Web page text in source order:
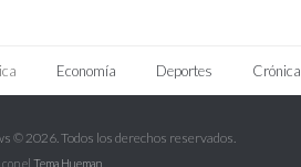
Economía Deportes Crónica
© 2026. Todos los derechos reservados.
el Tema Hueman